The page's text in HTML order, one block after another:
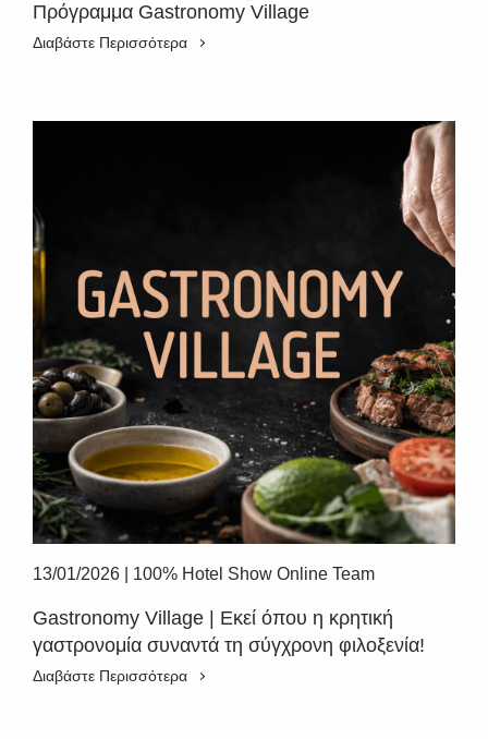
Πρόγραμμα Gastronomy Village
Διαβάστε Περισσότερα
13/01/2026 100% Hotel Show Online Team
Gastronomy Village | Εκεί όπου η κρητική
γαστρονομία συναντά τη σύγχρονη φιλοξενία!
Διαβάστε Περισσότερα